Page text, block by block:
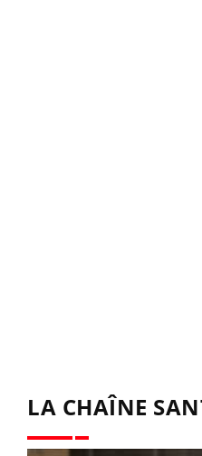
LA CHAÎNE